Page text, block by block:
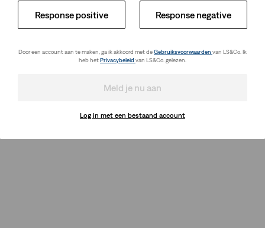
Response positive Response negative
Door een account aan te maken, ga ik akkoord met deGebruiksvoorwaarden van LS&Co. Ik
heb hetPrivacybeleid van LS&Co. gelezen.
Meld je nu aan
Log in met een bestaand account